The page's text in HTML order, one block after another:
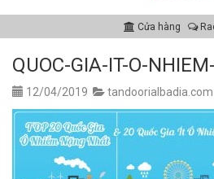
Cửa hàng
QUOC-GIA-IT-O-
12/04/2019 tandoorialbadia.com